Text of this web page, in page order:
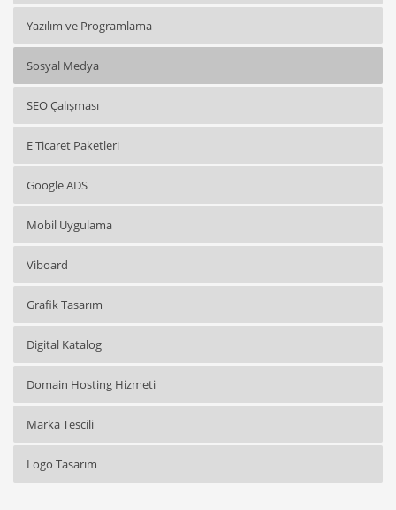
Yazılım ve Programlama
Sosyal Medya
SEO Çalışması
E Ticaret Paketleri
Google ADS
Mobil Uygulama
Viboard
Grafik Tasarım
Digital Katalog
Domain Hosting Hizmeti
Marka Tescili
Logo Tasarım